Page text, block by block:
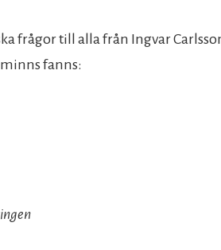
frågor till alla från Ingvar
fanns: